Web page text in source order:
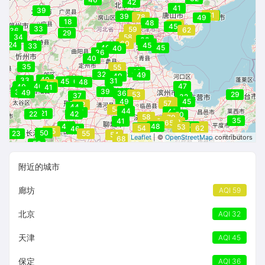
40
32
42
45
45
36
32
45
40
46
45
53
59
48
34
39
50
39
45
49
44
53
35
42
54
33
43
57
60
49
54
40
40
38
33
55
47
40
78
48
34
48
23
31
41
21
51
33
52
53
29
55
75 35
79
53
68
40
42
48
43
55
32
41
58
58
33
45
32
55
22
24
44
62
39
49
56
63
44
40
48
45
39
48
50
67
60
54
36
37
50
36
62
40
49
52
37
50
18
49
29
42
65
54
41
40
39
43
31
Leaflet| © OpenStreetMapcontributors
附近的城市
廊坊 AQI 59
北京 AQI 32
天津 AQI 45
保定 AQI 36